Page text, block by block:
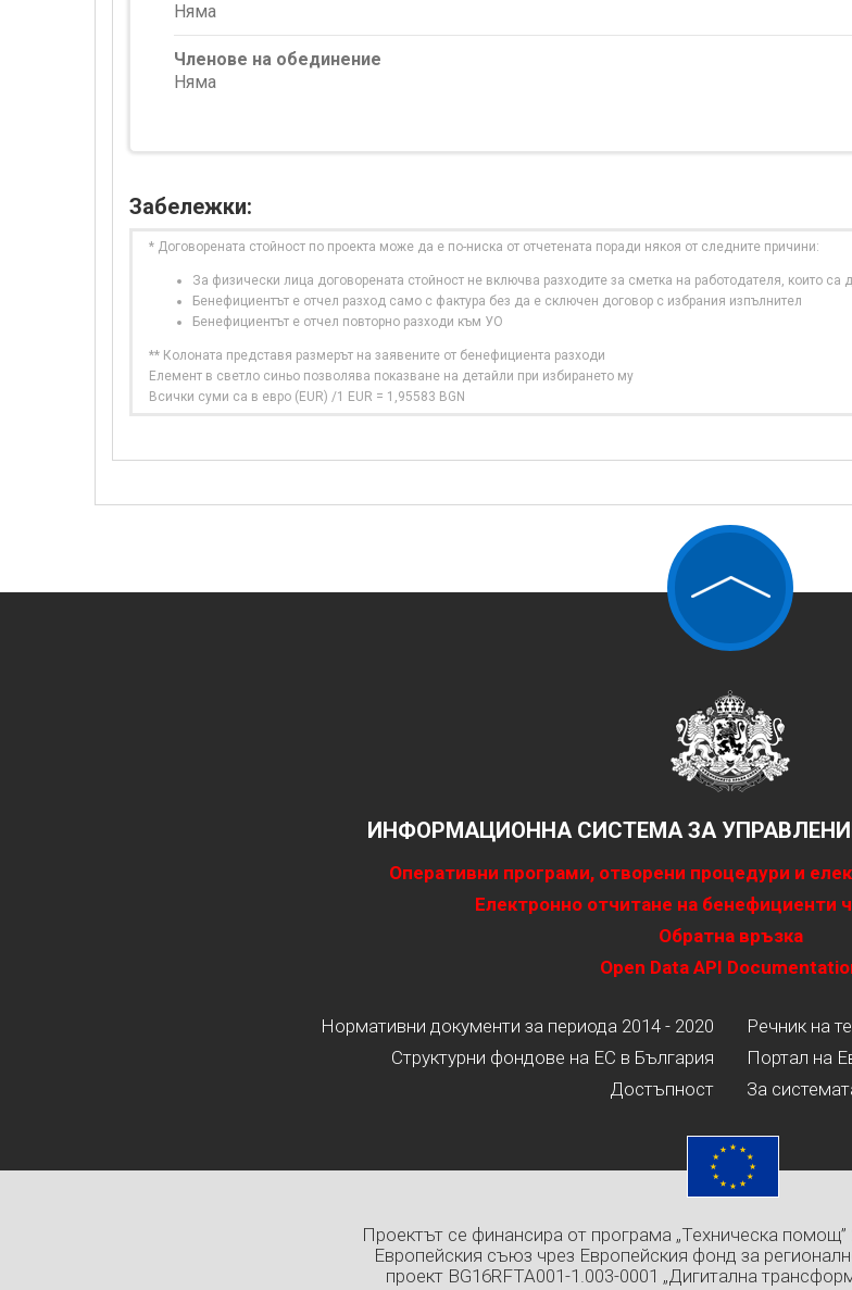
Няма
Членове на обединение
Няма
Забележки:
* Договорената стойност по проекта може да е по-ниска от отчетената поради някоя от следните причини:
За физически лица договорената стойност не включва разходите за сметка на работодателя, които са
Бенефициентът е отчел разход само с фактура без да е сключен договор с избрания изпълнител
Бенефициентът е отчел повторно разходи към УО
** Колоната представя размерът на заявените от бенефициента разходи
Елемент в светло синьо позволява показване на детайли при избирането му
Всички суми са в евро (EUR) /1 EUR = 1,95583 BGN
ИНФОРМАЦИОННА СИСТЕМА ЗА
Оперативни програми, отворени процедури и
Електронно отчитане на бенефициенти
Обратна връзка
Open Data API
Нормативни документи за периода 2014 - 2020
Структурни фондове на ЕС в България
Достъпност
Речник на
Портал на
За
Проектът се финансира от програма „Техническа
Европейския съюз чрез Европейския фонд за
проект BG16RFTA001-1.003-0001 „Дигитална